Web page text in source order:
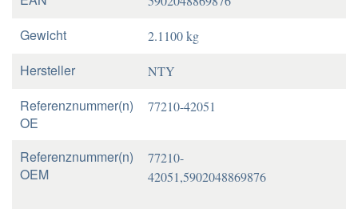
Gewicht 2.1100 kg
Hersteller NTY
Referenznummer(n)
OE
77210-42051
Referenznummer(n)
OEM
77210-
42051,5902048869876